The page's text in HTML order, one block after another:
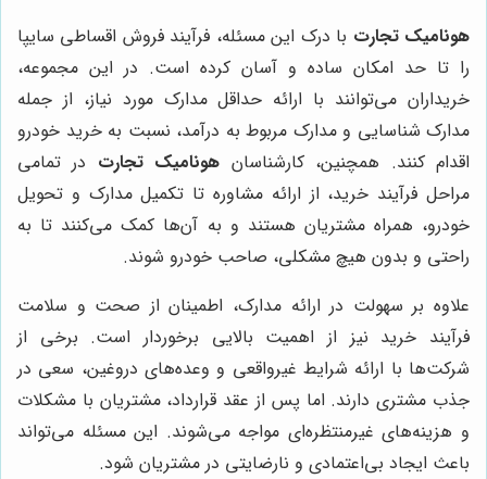
هونامیک تجارت با درک این مسئله، فرآیند فروش اقساطی سایپا
را تا حد امکان ساده و آسان کرده است. در این مجموعه،
خریداران می‌توانند با ارائه حداقل مدارک مورد نیاز، از جمله
مدارک شناسایی و مدارک مربوط به درآمد، نسبت به خرید خودرو
اقدام کنند. همچنین، کارشناسان هونامیک تجارت در تمامی
مراحل فرآیند خرید، از ارائه مشاوره تا تکمیل مدارک و تحویل
خودرو، همراه مشتریان هستند و به آن‌ها کمک می‌کنند تا به
راحتی و بدون هیچ مشکلی، صاحب خودرو شوند.
علاوه بر سهولت در ارائه مدارک، اطمینان از صحت و سلامت
فرآیند خرید نیز از اهمیت بالایی برخوردار است. برخی از
شرکت‌ها با ارائه شرایط غیرواقعی و وعده‌های دروغین، سعی در
جذب مشتری دارند. اما پس از عقد قرارداد، مشتریان با مشکلات
و هزینه‌های غیرمنتظره‌ای مواجه می‌شوند. این مسئله می‌تواند
باعث ایجاد بی‌اعتمادی و نارضایتی در مشتریان شود.